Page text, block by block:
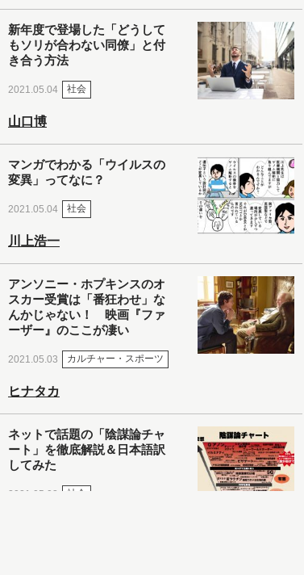
新年度で登場した「どうして
もソリが合わない同僚」と付
き合う方法
2021.05.04 社会
山口博
マンガでわかる「ウイルスの
変異」ってなに？
2021.05.04 社会
川上浩一
アンソニー・ホプキンスのオ
スカー受賞は「番狂わせ」な
んかじゃない！ 映画『ファ
ーザー』のここが凄い
2021.05.03 カルチャー・スポーツ
ヒナタカ
ネットで話題の「陰謀論チャ
ート」を徹底解説＆日本語訳
してみた
2021.05.03 社会